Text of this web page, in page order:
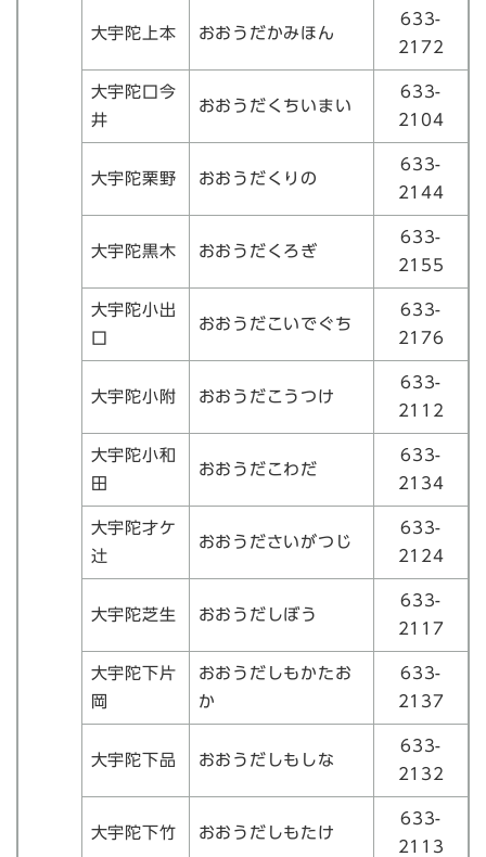
大宇陀上本 おおうだかみほん
633-
2172
大宇陀口今
井
おおうだくちいまい
633-
2104
大宇陀栗野 おおうだくりの
633-
2144
大宇陀黒木 おおうだくろぎ
633-
2155
大宇陀小出
口
おおうだこいでぐち
633-
2176
大宇陀小附 おおうだこうつけ
633-
2112
大宇陀小和
田
おおうだこわだ
633-
2134
大宇陀才ケ
辻
おおうださいがつじ
633-
2124
大宇陀芝生 おおうだしぼう
633-
2117
大宇陀下片
岡
おおうだしもかたお
か
633-
2137
大宇陀下品 おおうだしもしな
633-
2132
大宇陀下竹 おおうだしもたけ
633-
2113